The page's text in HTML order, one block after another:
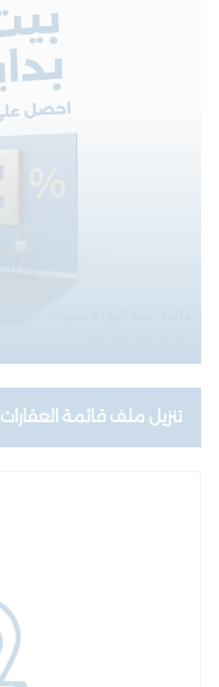
تنزيل ملف قائمة العقارات